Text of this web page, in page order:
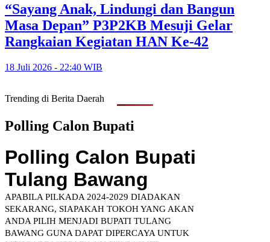
“Sayang Anak, Lindungi dan Bangun
Masa Depan” P3P2KB Mesuji Gelar
Rangkaian Kegiatan HAN Ke-42
18 Juli 2026 - 22:40 WIB
Trending di Berita Daerah
Polling Calon Bupati